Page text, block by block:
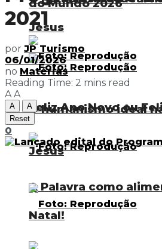
Jesus
Feliz Ano Novo ou
A Palavra como
Natal!
do Mundo 2026
O humanismo ideal
Jesus
2021
por JP Turismo
06/01/2026
no Matérias
Reading Time: 2 mins read
A A
A
A
Reset
0